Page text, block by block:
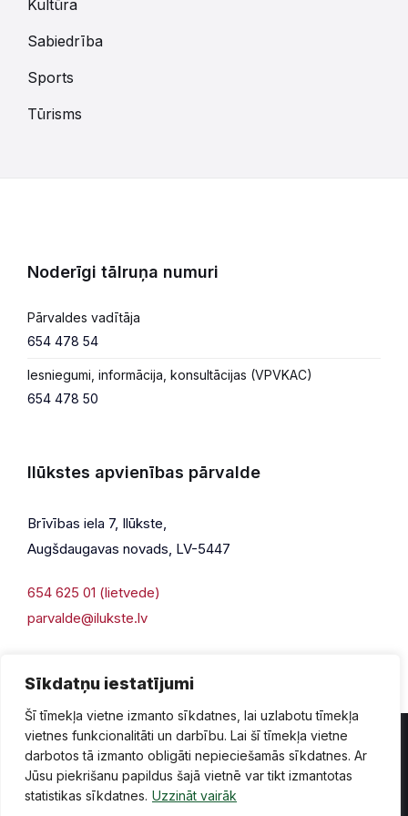
Sīkdatņu iestatījumi
Šī tīmekļa vietne izmanto sīkdatnes, lai uzlabotu tīmekļa
vietnes funkcionalitāti un darbību. Lai šī tīmekļa vietne
darbotos tā izmanto obligāti nepieciešamās sīkdatnes. Ar
Jūsu piekrišanu papildus šajā vietnē var tikt izmantotas
statistikas sīkdatnes. Uzzināt vairāk
Kultūra
Sabiedrība
Sports
Tūrisms
Noderīgi tālruņa numuri
Pārvaldes vadītāja
654 478 54
Iesniegumi, informācija, konsultācijas (VPVKAC)
654 478 50
Ilūkstes apvienības pārvalde
Brīvības iela 7, Ilūkste,
Augšdaugavas novads, LV-5447
654 625 01 (lietvede)
parvalde@ilukste.lv
Privātuma politika Piekļūstamība
Lapas karte